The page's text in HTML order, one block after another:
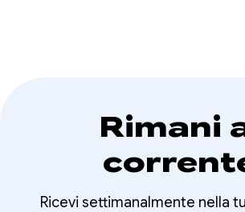
Rimani
Ricevi settimanalmente nella